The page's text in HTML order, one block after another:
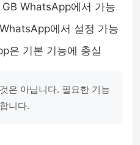
GB WhatsApp에서 가능
에서 설정 가능
은 기본 기능에 충실
은 아닙니다. 필요한 기능
니다.